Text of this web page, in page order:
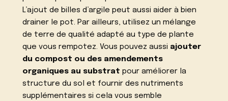
L’ajout de billes d’argile peut aussi aider à bien
drainer le pot. Par ailleurs, utilisez un mélange
de terre de qualité adapté au type de plante
que vous rempotez. Vous pouvez aussi ajouter
du compost ou des amendements
organiques au substrat pour améliorer la
structure du sol et fournir des nutriments
supplémentaires si cela vous semble